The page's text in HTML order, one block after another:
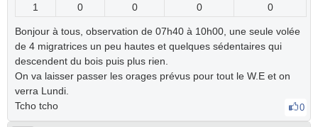
1 0 0 0 0
Bonjour à tous, observation de 07h40 à 10h00, une seule volée
de 4 migratrices un peu hautes et quelques sédentaires qui
descendent du bois puis plus rien.
On va laisser passer les orages prévus pour tout le W.E et on
verra Lundi.
Tcho tcho
0